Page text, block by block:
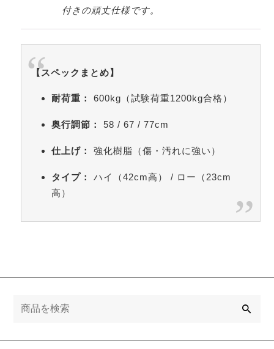
付きの頑丈仕様です。
【スペックまとめ】
耐荷重： 600kg（試験荷重1200kg合格）
奥行調節： 58 / 67 / 77cm
仕上げ： 強化樹脂（傷・汚れに強い）
タイプ： ハイ（42cm高） / ロー（ 23cm
高）